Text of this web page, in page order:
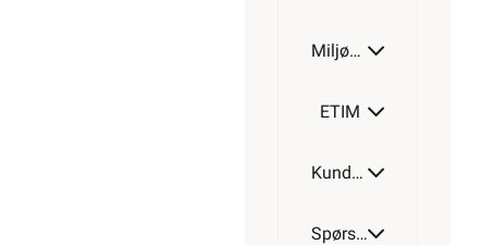
Miljøparametere
ETIM
Kundeomtale
Spørsmål og svar